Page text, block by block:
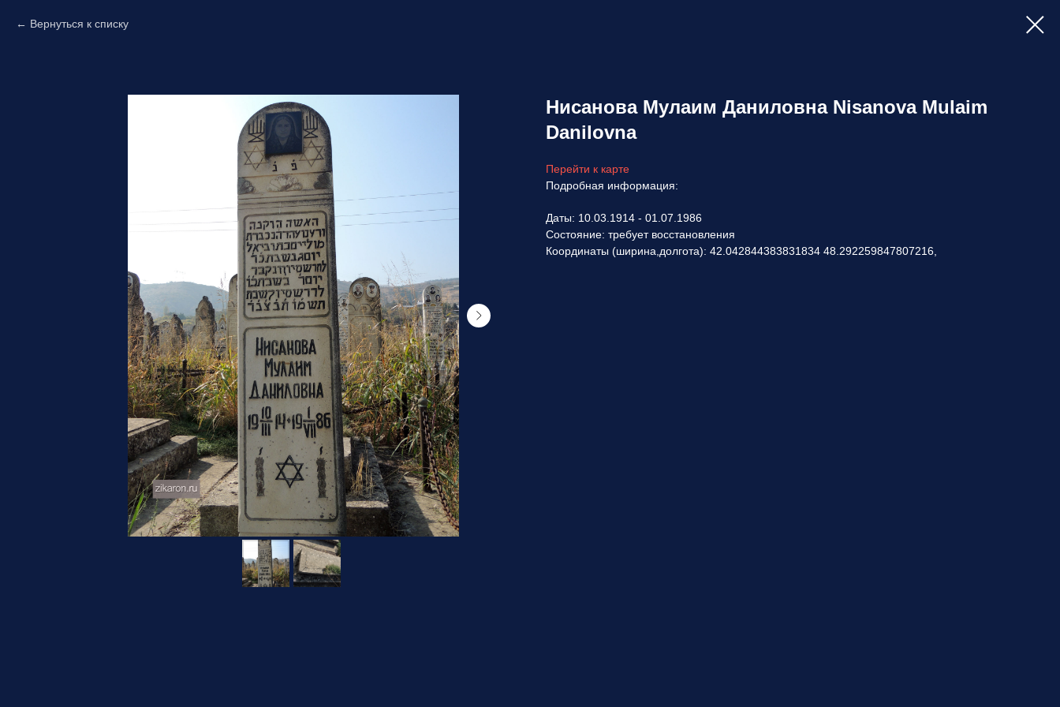
Вернуться к списку
Нисанова Мулаим Даниловна Nisanova Mulaim
Danilovna
Перейти к карте
Подробная информация:
Даты: 10.03.1914 - 01.07.1986
Состояние: требует восстановления
Координаты (ширина,долгота): 42.042844383831834 48.292259847807216,